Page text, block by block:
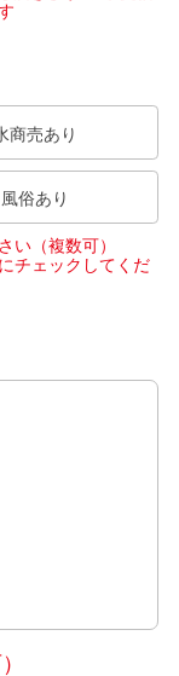
商売あり
風俗あり
い（複数可）
チェックしてくだ